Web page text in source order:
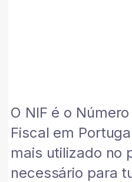
O NIF é o
Fiscal em
mais utilizado no
necessário para